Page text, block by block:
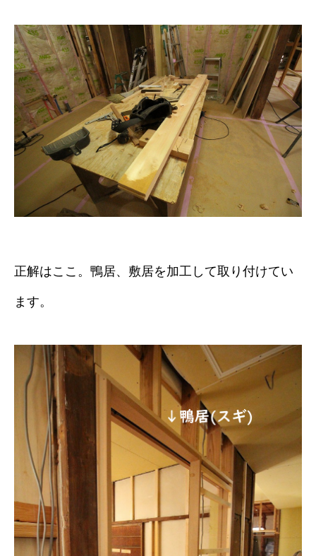
正解はここ。鴨居、敷居を加工して取り付けてい
ます。